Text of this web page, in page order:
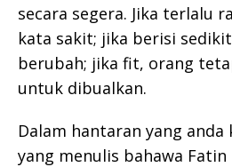
secara segera. Jika terlalu
kata sakit; jika berisi
berubah; jika fit, orang
untuk dibualkan.
Dalam hantaran yang anda
yang menulis bahawa